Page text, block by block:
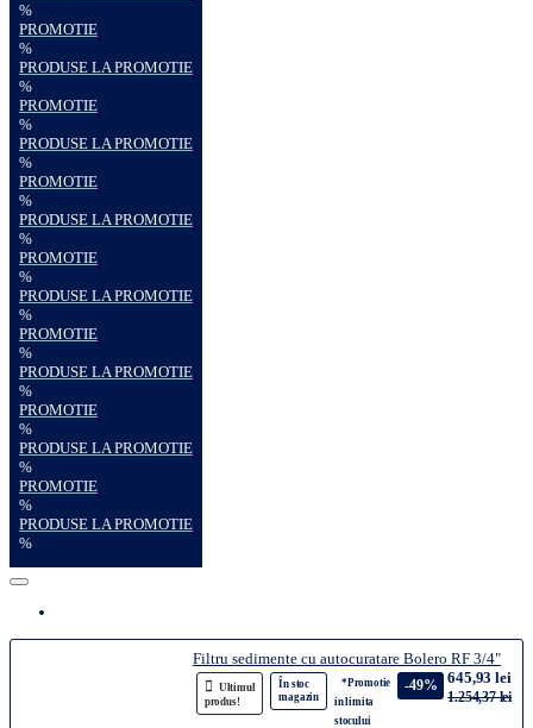
%
PROMOTIE
%
PRODUSE LA PROMOTIE
%
PROMOTIE
%
PRODUSE LA PROMOTIE
%
PROMOTIE
%
PRODUSE LA PROMOTIE
%
PROMOTIE
%
PRODUSE LA PROMOTIE
%
PROMOTIE
%
PRODUSE LA PROMOTIE
%
PROMOTIE
%
PRODUSE LA PROMOTIE
%
PROMOTIE
%
PRODUSE LA PROMOTIE
%
Filtru sedimente cu autocuratare Bolero RF 3/4"
Ultimul
produs!
În stoc
magazin
*Promotie
in limita
stocului
-49% 645,93 lei
1.254,37 lei